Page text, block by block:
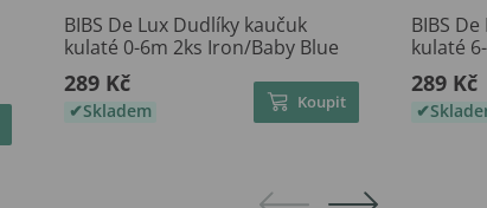
BIBS De Lux Dudlíky kaučuk
kulaté 0-6m 2ks Iron/Baby Blue
289 Kč
Skladem Koupit
BIBS
kulaté
289 Kč